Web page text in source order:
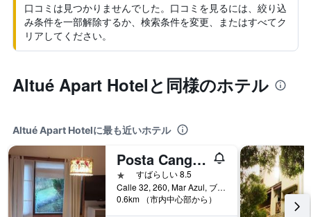
口コミは見つかりませんでした。口コミを見るには、絞り込
み条件を一部解除するか、検索条件を変更、またはすべてク
リアしてください。
Altué Apart Hotelと同様のホテル
Altué Apart Hotelに最も近いホテル
Posta Cangrejo Apart
1つ星すばらしい 8.5
Calle 32, 260, Mar Azul, ブエノスアイレス州, アルゼンチン
0.6km （市内中心部から）